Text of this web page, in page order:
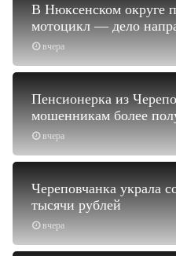
вчера
В Нюксенском округе
мотоцикл — дело
вчера
Пенсионерка из
мошенникам более
вчера
Череповчанка украла
тысячи рублей